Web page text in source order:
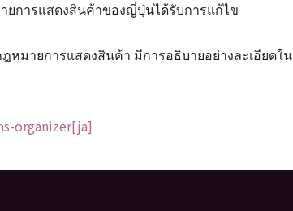
ยการแสดงสินค้าของญี่ปุ่นได้รับการแก้ไข
มายการแสดงสินค้า มีการอธิบายอย่างละเอียดใน
organizer[ja]